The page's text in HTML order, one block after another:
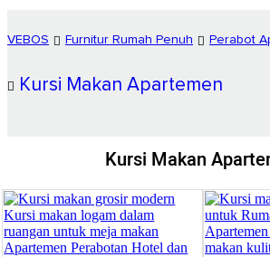
VEBOS Furnitur Rumah Penuh Perabot
Kursi Makan Apartemen
Kursi Makan